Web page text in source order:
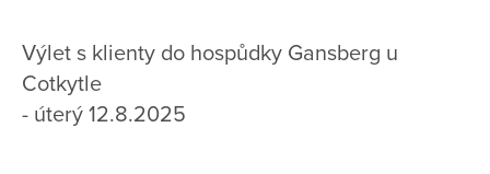
Výlet s klienty do hospůdky Gansberg u
Cotkytle
- úterý 12.8.2025